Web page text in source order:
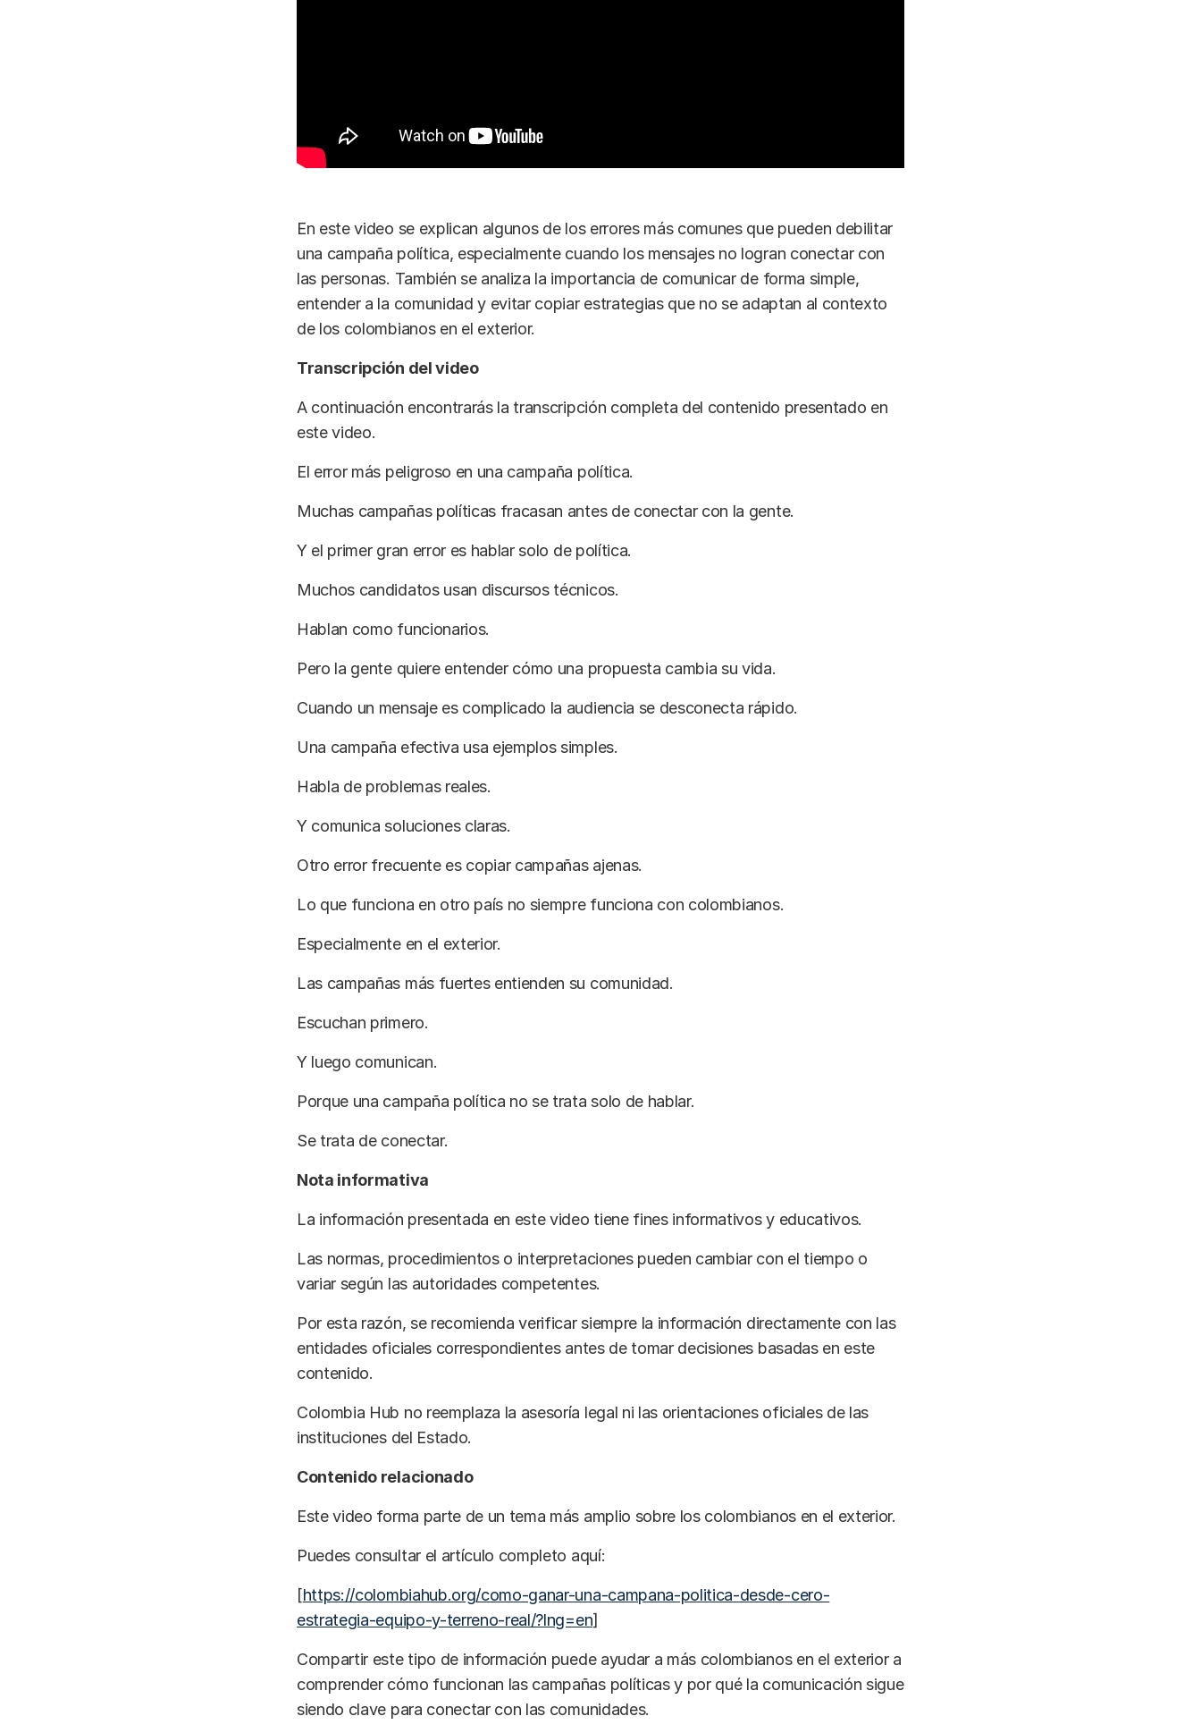
En este video se explican algunos de los errores más comunes que pueden debilitar
una campaña política, especialmente cuando los mensajes no logran conectar con
las personas. También se analiza la importancia de comunicar de forma simple,
entender a la comunidad y evitar copiar estrategias que no se adaptan al contexto
de los colombianos en el exterior.
Transcripción del video
A continuación encontrarás la transcripción completa del contenido presentado en
este video.
El error más peligroso en una campaña política.
Muchas campañas políticas fracasan antes de conectar con la gente.
Y el primer gran error es hablar solo de política.
Muchos candidatos usan discursos técnicos.
Hablan como funcionarios.
Pero la gente quiere entender cómo una propuesta cambia su vida.
Cuando un mensaje es complicado la audiencia se desconecta rápido.
Una campaña efectiva usa ejemplos simples.
Habla de problemas reales.
Y comunica soluciones claras.
Otro error frecuente es copiar campañas ajenas.
Lo que funciona en otro país no siempre funciona con colombianos.
Especialmente en el exterior.
Las campañas más fuertes entienden su comunidad.
Escuchan primero.
Y luego comunican.
Porque una campaña política no se trata solo de hablar.
Se trata de conectar.
Nota informativa
La información presentada en este video tiene fines informativos y educativos.
Las normas, procedimientos o interpretaciones pueden cambiar con el tiempo o
variar según las autoridades competentes.
Por esta razón, se recomienda verificar siempre la información directamente con las
entidades oficiales correspondientes antes de tomar decisiones basadas en este
contenido.
Colombia Hub no reemplaza la asesoría legal ni las orientaciones oficiales de las
instituciones del Estado.
Contenido relacionado
Este video forma parte de un tema más amplio sobre los colombianos en el exterior.
Puedes consultar el artículo completo aquí:
[https://colombiahub.org/como-ganar-una-campana-politica-desde-cero-
estrategia-equipo-y-terreno-real/?lng=en]
Compartir este tipo de información puede ayudar a más colombianos en el exterior a
comprender cómo funcionan las campañas políticas y por qué la comunicación sigue
siendo clave para conectar con las comunidades.